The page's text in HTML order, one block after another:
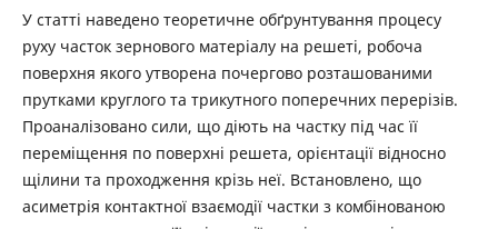
У статті наведено теоретичне обґрунтування процесу
руху часток зернового матеріалу на решеті, робоча
поверхня якого утворена почергово розташованими
прутками круглого та трикутного поперечних перерізів.
Проаналізовано сили, що діють на частку під час її
переміщення по поверхні решета, орієнтації відносно
щілини та проходження крізь неї. Встановлено, що
асиметрія контактної взаємодії частки з комбінованою